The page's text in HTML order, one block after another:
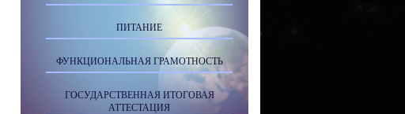
ПИТАНИЕ
ФУНКЦИОНАЛЬНАЯ ГРАМОТНОСТЬ
ГОСУДАРСТВЕННАЯ ИТОГОВАЯ
АТТЕСТАЦИЯ